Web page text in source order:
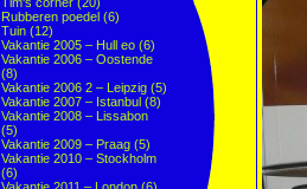
Rubberen poedel (6)
Tuin (12)
Vakantie 2005 – Hull eo (6)
Vakantie 2006 – Oostende
(8)
Vakantie 2006 2 – Leipzig (5)
Vakantie 2007 – Istanbul (8)
Vakantie 2008 – Lissabon
(5)
Vakantie 2009 – Praag (5)
Vakantie 2010 – Stockholm
(6)